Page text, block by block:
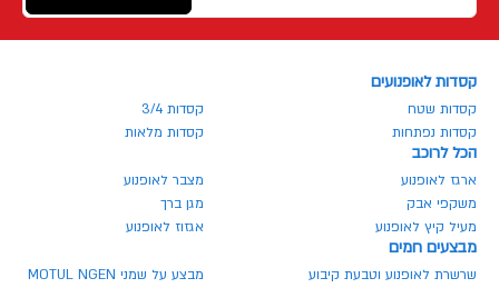
קסדות לאופנועים
קסדות שטח
קסדות 3/4
קסדות נפתחות
קסדות מלאות
הכל לרוכב
ארגז לאופנוע
מצבר לאופנוע
משקפי אבק
מגן ברך
מעיל קיץ לאופנוע
אגזוז לאופנוע
מבצעים חמים
שרשרת לאופנוע וטבעת קיבוע
מבצע על שמני MOTUL NGEN